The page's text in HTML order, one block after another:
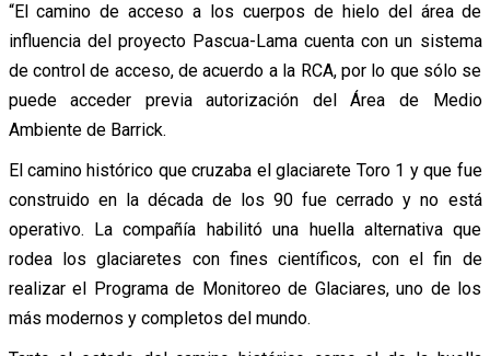
“El camino de acceso a los cuerpos de hielo del área de
influencia del proyecto Pascua-Lama cuenta con un sistema
de control de acceso, de acuerdo a la RCA, por lo que sólo se
puede acceder previa autorización del Área de Medio
Ambiente de Barrick.
El camino histórico que cruzaba el glaciarete Toro 1 y que fue
construido en la década de los 90 fue cerrado y no está
operativo. La compañía habilitó una huella alternativa que
rodea los glaciaretes con fines científicos, con el fin de
realizar el Programa de Monitoreo de Glaciares, uno de los
más modernos y completos del mundo.